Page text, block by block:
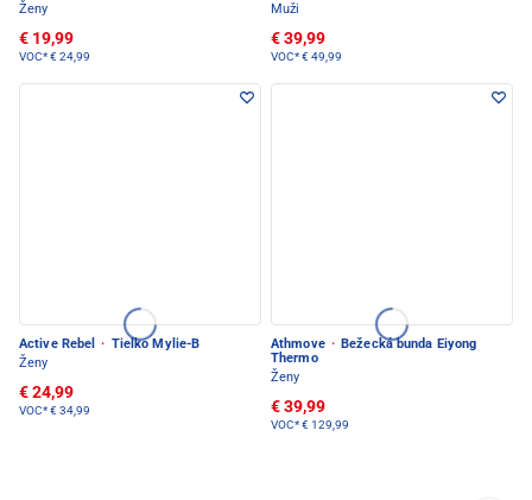
Ženy
€ 19,99
VOC*€ 24,99
Muži
€ 39,99
VOC*€ 49,99
Active Rebel · Tielko Mylie-B
Ženy
€ 24,99
VOC*€ 34,99
Athmove · Bežecká bunda Eiyong
Thermo
Ženy
€ 39,99
VOC*€ 129,99